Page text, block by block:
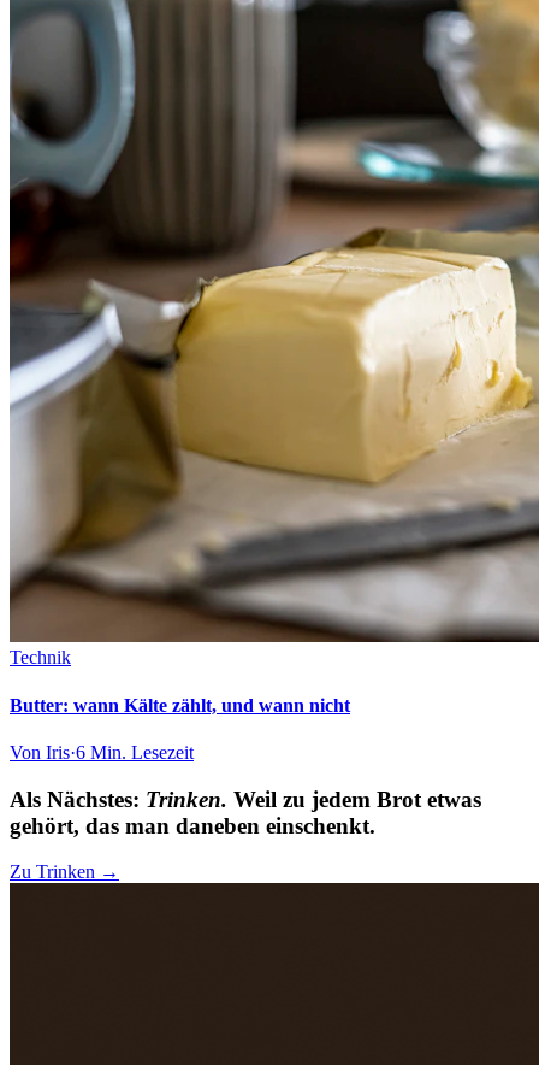
Technik
Butter: wann Kälte zählt, und wann nicht
Von Iris·6 Min. Lesezeit
Als Nächstes: Trinken. Weil zu jedem Brot etwas
gehört, das man daneben einschenkt.
Zu Trinken →